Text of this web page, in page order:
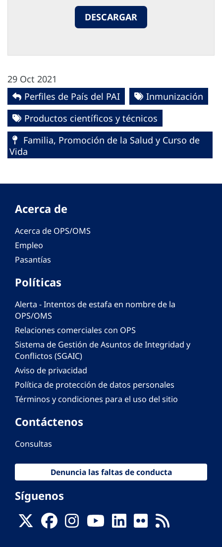
DESCARGAR
29 Oct 2021
Perfiles de País del PAI
Inmunización
Productos científicos y técnicos
Familia, Promoción de la Salud y Curso de
Vida
Acerca de
Acerca de OPS/OMS
Empleo
Pasantías
Políticas
Alerta - Intentos de estafa en nombre de la
OPS/OMS
Relaciones comerciales con OPS
Sistema de Gestión de Asuntos de Integridad y
Conflictos (SGAIC)
Aviso de privacidad
Política de protección de datos personales
Términos y condiciones para el uso del sitio
Contáctenos
Consultas
Denuncia las faltas de conducta
Síguenos